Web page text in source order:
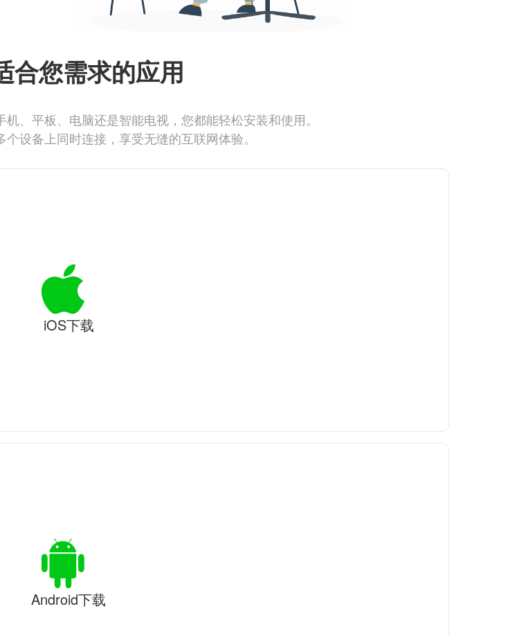
合您需求的应用
、平板、电脑还是智能电视，您都能轻松安装和使用。
设备上同时连接，享受无缝的互联网体验。
iOS下载
Android下载